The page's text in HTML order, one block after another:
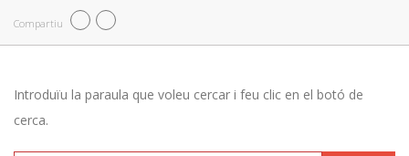
Compartiu
Introduïu la paraula que voleu cercar i feu clic en el botó de
cerca.